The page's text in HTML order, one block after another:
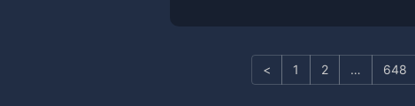
< 1 2 … 648